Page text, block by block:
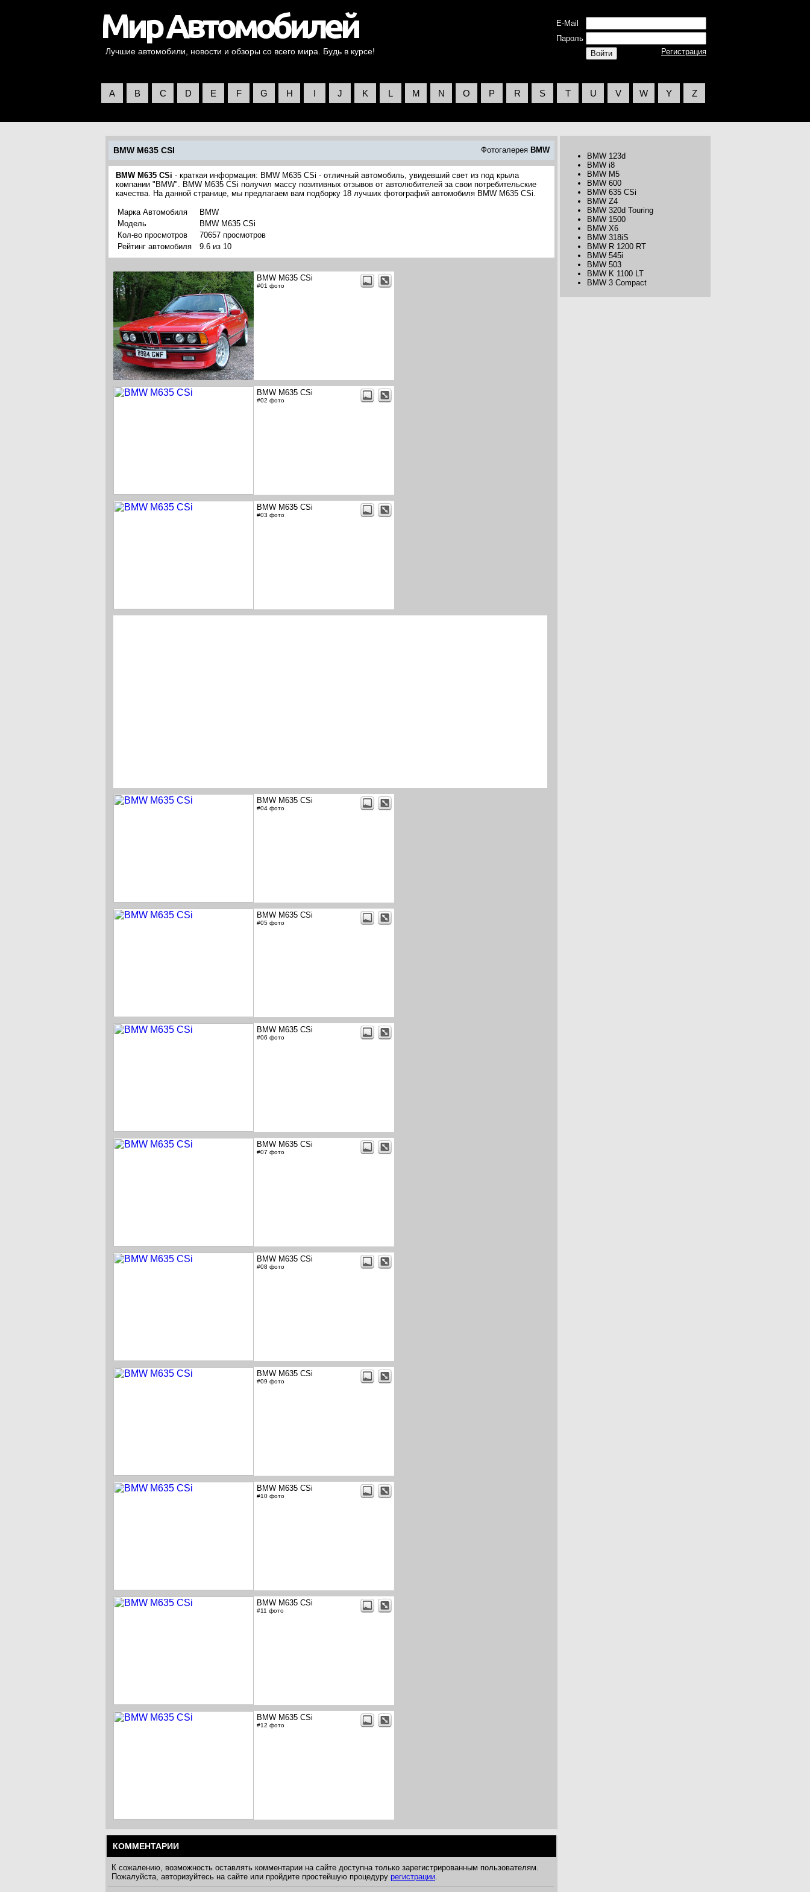
Лучшие автомобили, новости и обзоры со всего мира. Будь в курсе!
E-Mail
Пароль
Регистрация
A B C D E F G H I J K L M N O P R S T U V W Y Z
BMW M635 CSI Фотогалерея BMW
BMW M635 CSi - краткая информация: BMW M635 CSi - отличный автомобиль, увидевший свет из под крыла
компании "BMW". BMW M635 CSi получил массу позитивных отзывов от автолюбителей за свои потребительские
качества. На данной странице, мы предлагаем вам подборку 18 лучших фотографий автомобиля BMW M635 CSi.
Марка Автомобиля
BMW
Модель
BMW M635 CSi
Кол-во просмотров
70657 просмотров
Рейтинг автомобиля
9.6 из 10
BMW M635 CSi
#01 фото
BMW M635 CSi
#02 фото
BMW M635 CSi
#03 фото
BMW M635 CSi
#04 фото
BMW M635 CSi
#05 фото
BMW M635 CSi
#06 фото
BMW M635 CSi
#07 фото
BMW M635 CSi
#08 фото
BMW M635 CSi
#09 фото
BMW M635 CSi
#10 фото
BMW M635 CSi
#11 фото
BMW M635 CSi
#12 фото
КОММЕНТАРИИ
К сожалению, возможность оставлять комментарии на сайте доступна только зарегистрированным пользователям.
Пожалуйста, авторизуйтесь на сайте или пройдите простейшую процедуру регистрации.
BMW 123d
BMW i8
BMW M5
BMW 600
BMW 635 CSi
BMW Z4
BMW 320d Touring
BMW 1500
BMW X6
BMW 318iS
BMW R 1200 RT
BMW 545i
BMW 503
BMW K 1100 LT
BMW 3 Compact